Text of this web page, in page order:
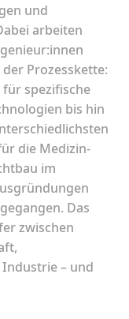
und
arbeiten
Prozesskette:
spezifische
bis hin
die Medizin-
im
Das
zwischen
– und